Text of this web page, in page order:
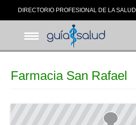
DIRECTORIO PROFESIONAL DE LA SALUD
Farmacia San Rafael